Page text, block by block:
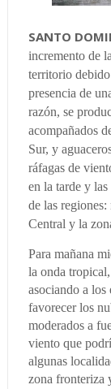
SANTO
incremento de
territorio
presencia de
razón, se
acompañados
Sur, y
ráfagas de
en la tarde y
de las
Central y la
Para mañana
la onda
asociando a los
favorecer los
moderados a
viento que
algunas
zona fronteriza